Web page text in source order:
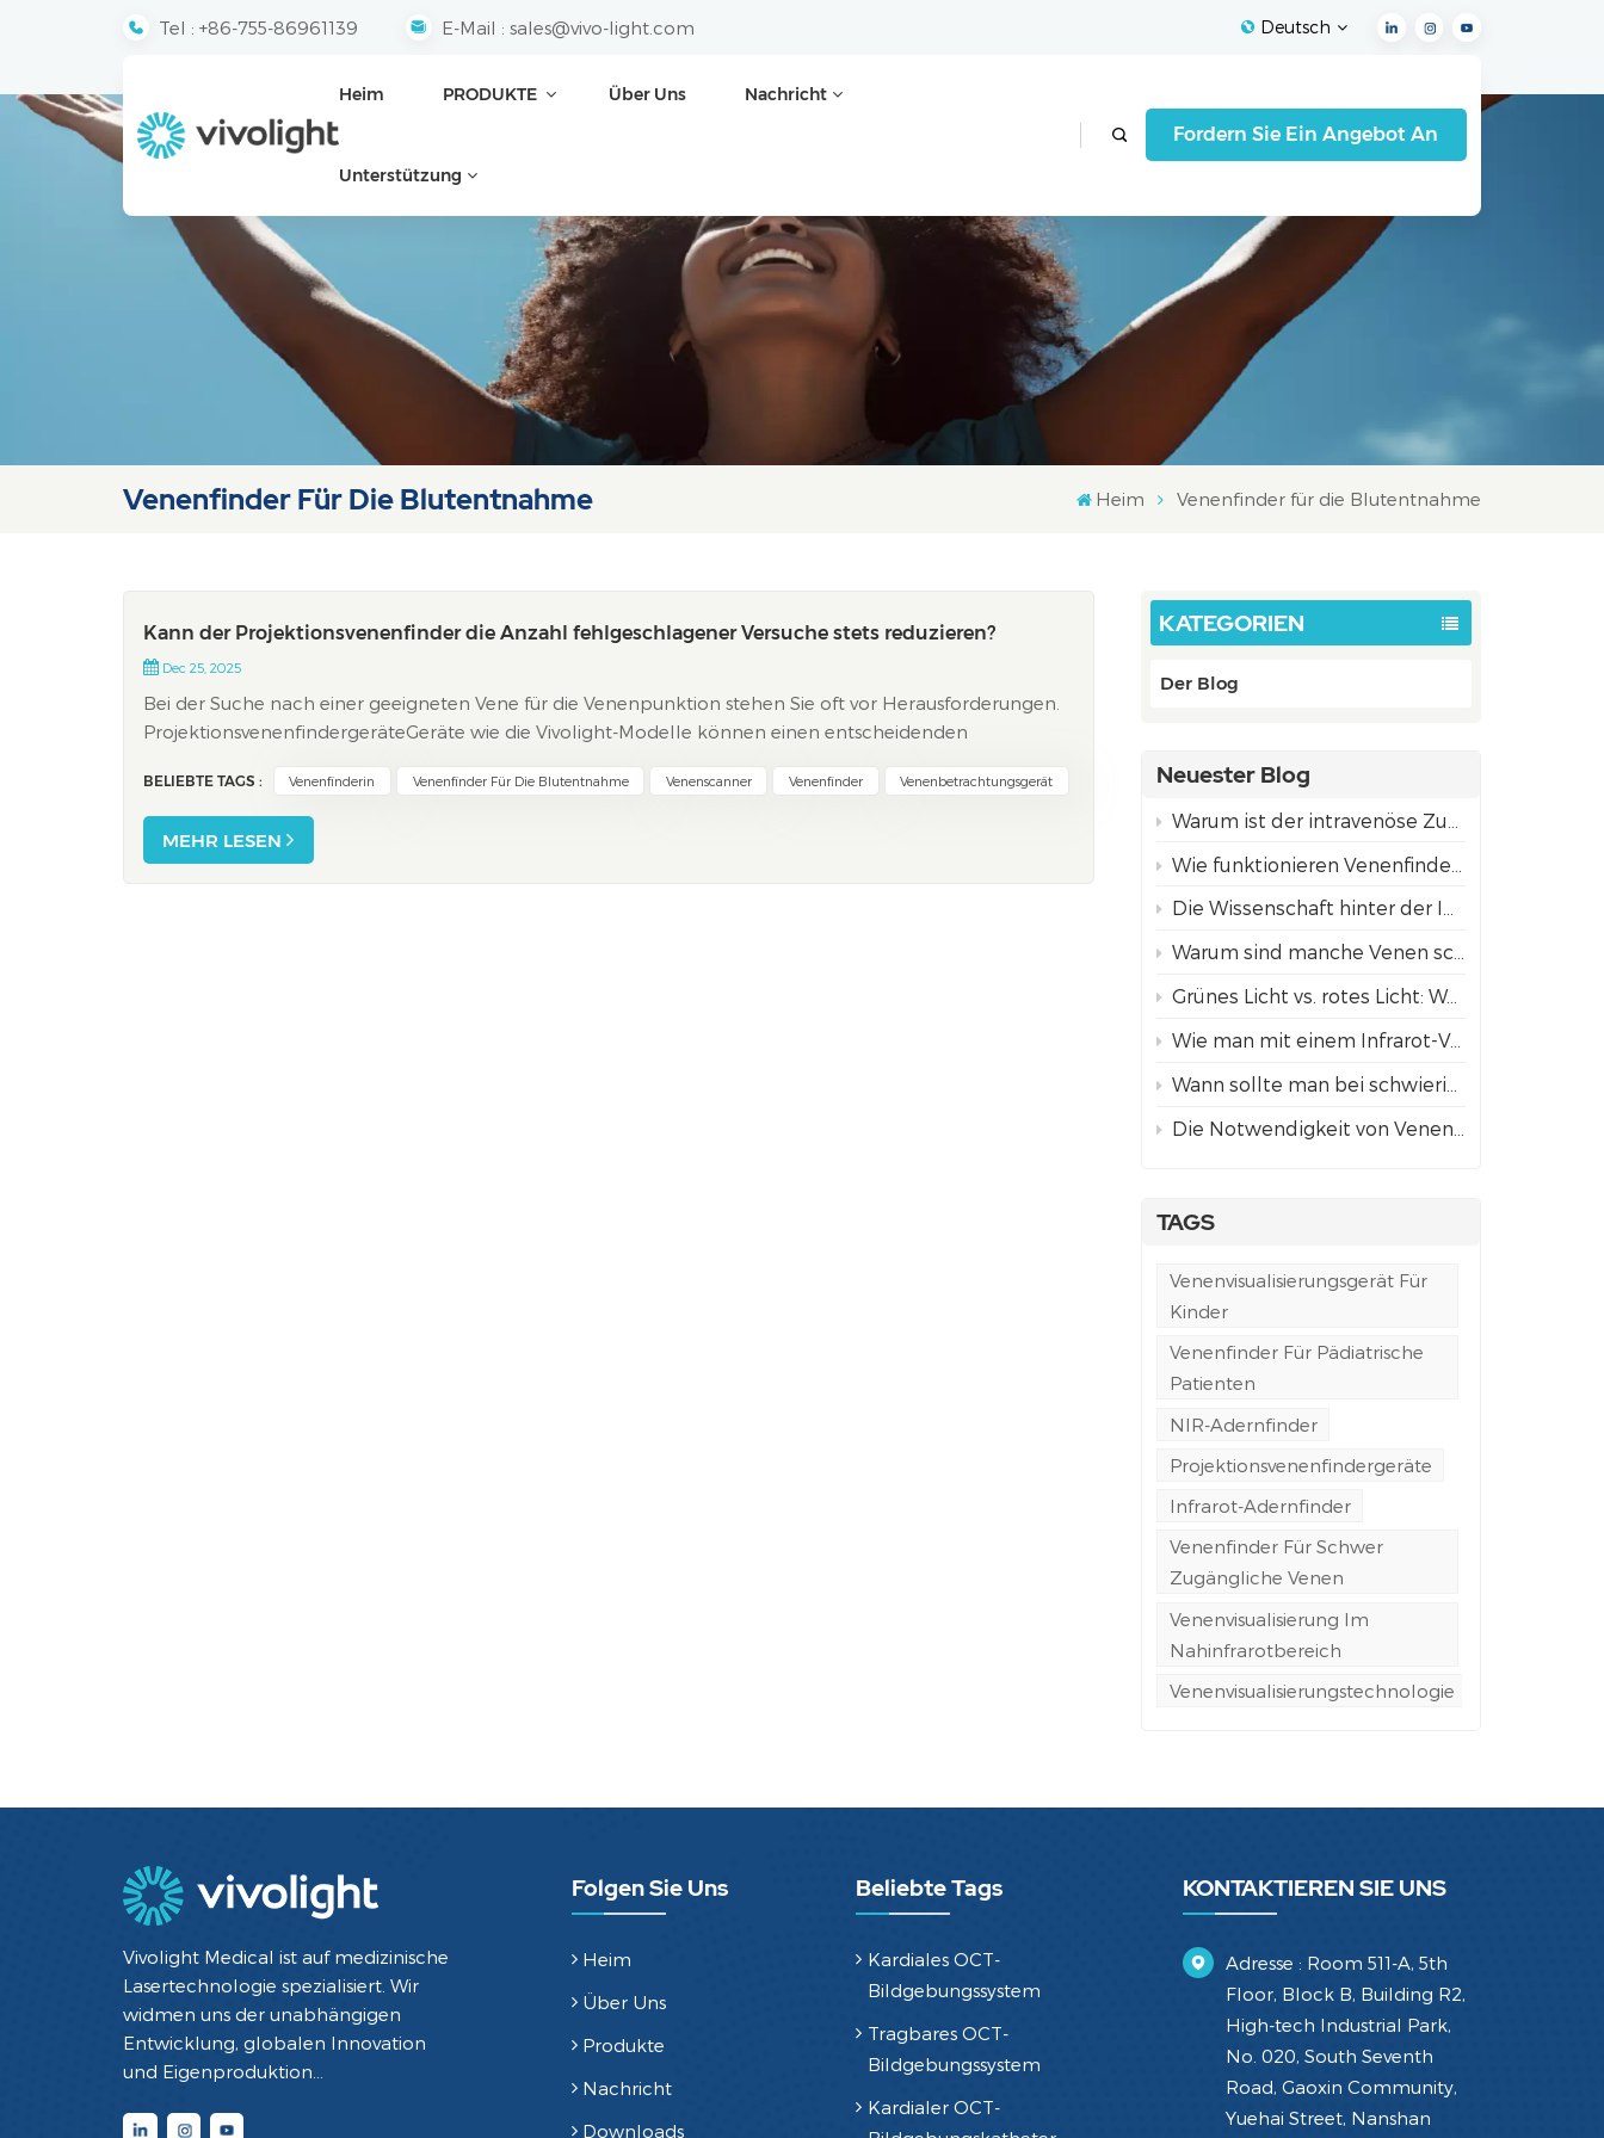
Tel : +86-755-86961139 E-Mail : sales@vivo-light.com Deutsch
English
Español
Italiano
العربية
Heim PRODUKTE Über Uns Nachricht
Unterstützung
Fordern Sie Ein Angebot An
Venenfinder Für Die Blutentnahme Heim Venenfinder für die Blutentnahme
KATEGORIEN
Der Blog
Neuester Blog
Warum ist der intravenöse Zugang bei Kindern oft schwieriger als bei Erwachsenen?
Wie funktionieren Venenfinder mittels Projektion? Die Wissenschaft hinter der NIR-Technologie
Die Wissenschaft hinter der Infrarot-Venenvisualisierungstechnologie
Warum sind manche Venen schwer zu finden?
Grünes Licht vs. rotes Licht: Welcher Projektionsmodus zur Venenfindung eignet sich am besten für unterschiedliche Hauttöne?
Wie man mit einem Infrarot-Venenfinder Venen für ein sicheres Einführen von Nadeln findet
Wann sollte man bei schwierigem Venenzugang einen Venenfinder mit Projektion anstelle einer ultraschallgestützten Punktion verwenden?
Die Notwendigkeit von Venenfindern in der Notfall- und Rettungswagenversorgung
TAGS
Venenvisualisierungsgerät Für
Kinder
Venenfinder Für Pädiatrische
Patienten
NIR-Adernfinder
Projektionsvenenfindergeräte
Infrarot-Adernfinder
Venenfinder Für Schwer
Zugängliche Venen
Venenvisualisierung Im
Nahinfrarotbereich
Venenvisualisierungstechnologie
Kann der Projektionsvenenfinder die Anzahl fehlgeschlagener Versuche stets reduzieren?
Dec 25, 2025
Bei der Suche nach einer geeigneten Vene für die Venenpunktion stehen Sie oft vor Herausforderungen.
ProjektionsvenenfindergeräteGeräte wie die Vivolight-Modelle können einen entscheidenden
87,1 % ste...
BELIEBTE TAGS : Venenfinderin Venenfinder Für Die Blutentnahme Venenscanner Venenfinder Venenbetrachtungsgerät
MEHR LESEN
Vivolight Medical ist auf medizinische
Lasertechnologie spezialisiert. Wir
widmen uns der unabhängigen
Entwicklung, globalen Innovation
und Eigenproduktion
Diagnose- und Therapiegeräte mit
Folgen Sie Uns
Heim
Über Uns
Produkte
Nachricht
Downloads
Beliebte Tags
Kardiales OCT-
Bildgebungssystem
Tragbares OCT-
Bildgebungssystem
Kardialer OCT-
KONTAKTIEREN SIE UNS
Adresse : Room 511-A, 5th
Floor, Block B, Building R2,
High-tech Industrial Park,
No. 020, South Seventh
Road, Gaoxin Community,
Yuehai Street, Nanshan